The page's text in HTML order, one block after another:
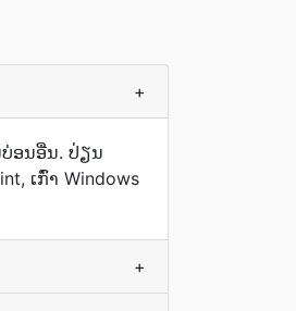
+
ອນອື່ນ. ປ່ຽນ
ເກົ່າ Windows
+